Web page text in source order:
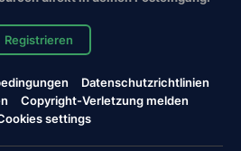
Registrieren
Datenschutzrichtlinien
Copyright-Verletzung melden
settings